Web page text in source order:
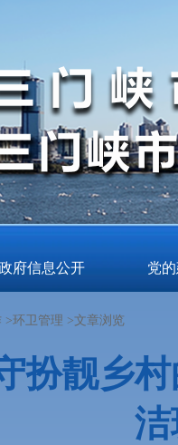
府信息公开 党
>环卫管理 >文章浏览
扮靓乡